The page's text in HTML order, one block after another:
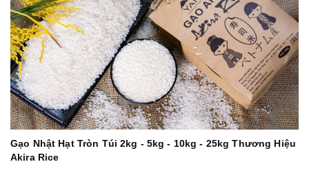
Gạo Nhật Hạt Tròn Túi 2kg - 5kg - 10kg - 25kg Thương Hiệu
Akira Rice